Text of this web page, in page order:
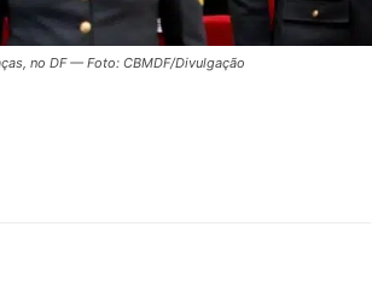
no DF — Foto: CBMDF/Divulgação